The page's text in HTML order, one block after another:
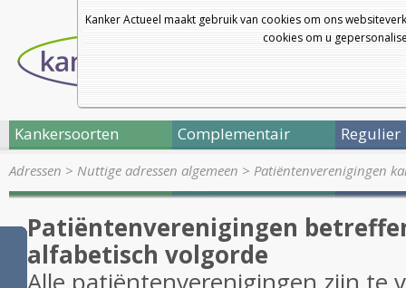
Kanker Actueel maakt gebruik van cookies om ons
cookies om u
Kankersoorten Complementair Regulier
Adressen > Nuttige adressen algemeen > Patiëntenverenigingen
Patiëntenverenigingen
alfabetisch volgorde